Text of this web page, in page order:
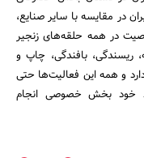
در مقایسه با سایر صنایع،
در همه حلقه‌های زنجیر
ریسندگی، بافندگی، چاپ و
و همه این فعالیت‌ها حتی
خود بخش خصوصی انجام